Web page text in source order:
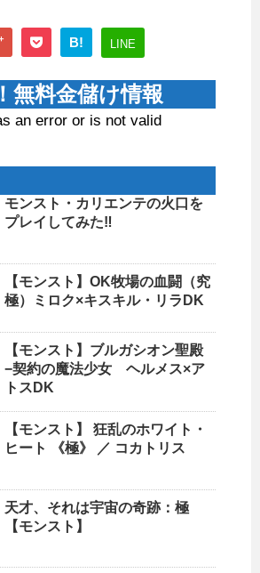
B! LINE
無料金儲け情報
an error or is not valid
モンスト・カリエンテの火口を
プレイしてみた‼︎
【モンスト】OK牧場の血闘（究
極）ミロク×キスキル・リラDK
【モンスト】ブルガシオン聖殿
−契約の魔法少女 ヘルメス×ア
トスDK
【モンスト】 狂乱のホワイト・
ヒート 《極》 ／ コカトリス
天才、それは宇宙の奇跡：極
【モンスト】